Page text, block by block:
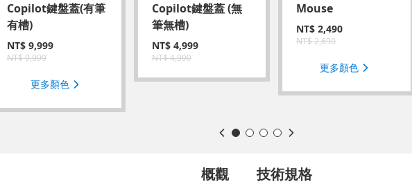
Copilot鍵盤蓋(有筆
有槽)
NT$ 9,999
NT$9,999
更多顏色
Copilot鍵盤蓋 (無
筆無槽)
NT$ 4,999
NT$4,999
Mouse
NT$ 2,490
NT$2,690
更多顏色
概觀
技術規格